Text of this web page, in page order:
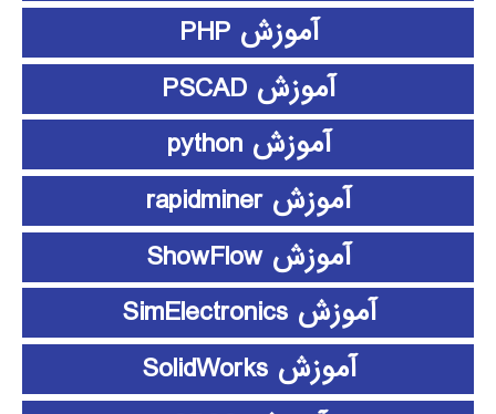
آموزش PHP
آموزش PSCAD
آموزش python
آموزش rapidminer
آموزش ShowFlow
آموزش SimElectronics
آموزش SolidWorks